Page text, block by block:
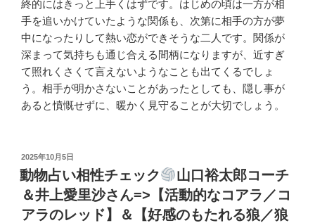
終的にはきっと上手くはずです。はじめの頃は一方が相
手を追いかけていたような関係も、次第に相手の方が夢
中になったりして熱い恋ができそうな二人です。関係が
深まって気持ちも通じ合える間柄になりますが、近すぎ
て照れくさくて言えないようなことも出てくるでしょ
う。相手が明かさないことがあったとしても、隠し事が
あると憤慨せずに、暖かく見守ることが大切でしょう。
投
稿
日:
2025年10月5日
動物占い相性チェック
山口裕太郎コーチ
＆井上愛里沙さん=>【活動的なコアラ／コ
アラのレッド】＆【好感のもたれる狼／狼